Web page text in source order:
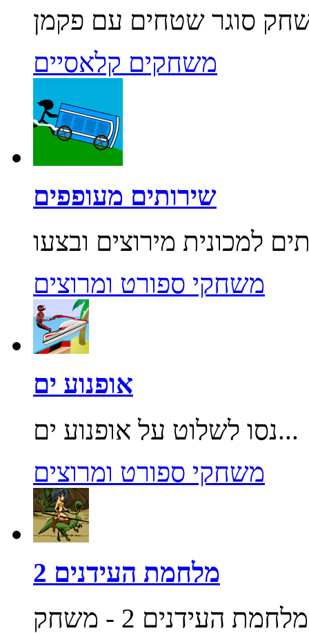
משחקים קלאסיים
שירותים מעופפים
משחקי ספורט ומרוצים
אופנוע ים
נסו לשלוט על אופנוע ים...
משחקי ספורט ומרוצים
מלחמת העידנים 2